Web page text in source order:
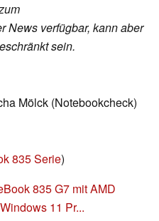
News verfügbar, kann aber
sein.
Mölck (Notebookcheck)
835 Serie)
835 G7 mit AMD
11 Pr...